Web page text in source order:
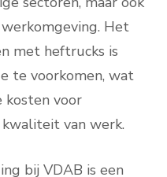
Het
met heftrucks is
te voorkomen, wat
voor
van werk.
bij VDAB is een